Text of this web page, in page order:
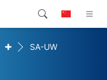
+ SA-UW